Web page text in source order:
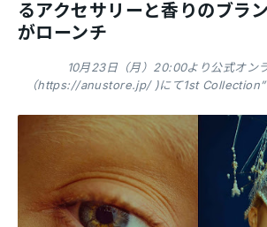
るアクセサリーと香りのブラ
がローンチ
10月23日（月）20:00より公式オン
（https://anustore.jp/ )にて1st